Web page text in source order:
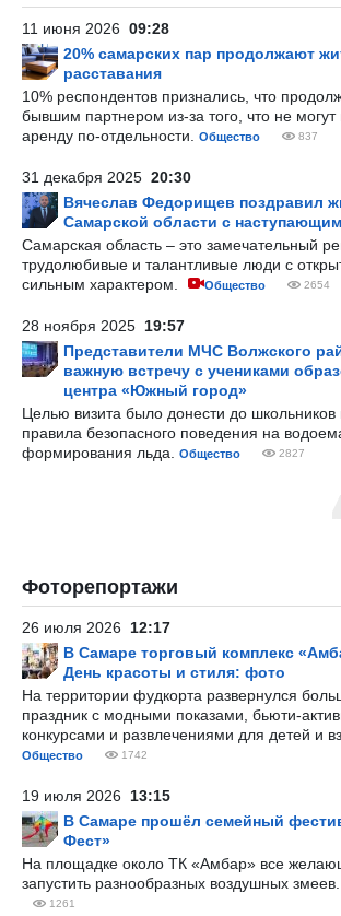
11 июня 2026 09:28
20% самарских пар продолжают
расставания
10% респондентов признались, что
бывшим партнером из-за того, что не могут
аренду по-отдельности.
Общество 837
31 декабря 2025 20:30
Вячеслав Федорищев поздравил
Самарской области с
Самарская область – это замечательный
трудолюбивые и талантливые люди с
сильным характером.
Общество 2654
28 ноября 2025 19:57
Представители МЧС Волжского
важную встречу с учениками
центра «Южный город»
Целью визита было донести до
правила безопасного поведения на
формирования льда.
Общество 2827
Фоторепортажи
26 июля 2026 12:17
В Самаре торговый комплекс
День красоты и стиля: фото
На территории фудкорта развернулся
праздник с модными показами, бьюти-
конкурсами и развлечениями для детей и
Общество 1742
19 июля 2026 13:15
В Самаре прошёл семейный
Фест»
На площадке около ТК «Амбар» все
запустить разнообразных воздушных змеев.
1261